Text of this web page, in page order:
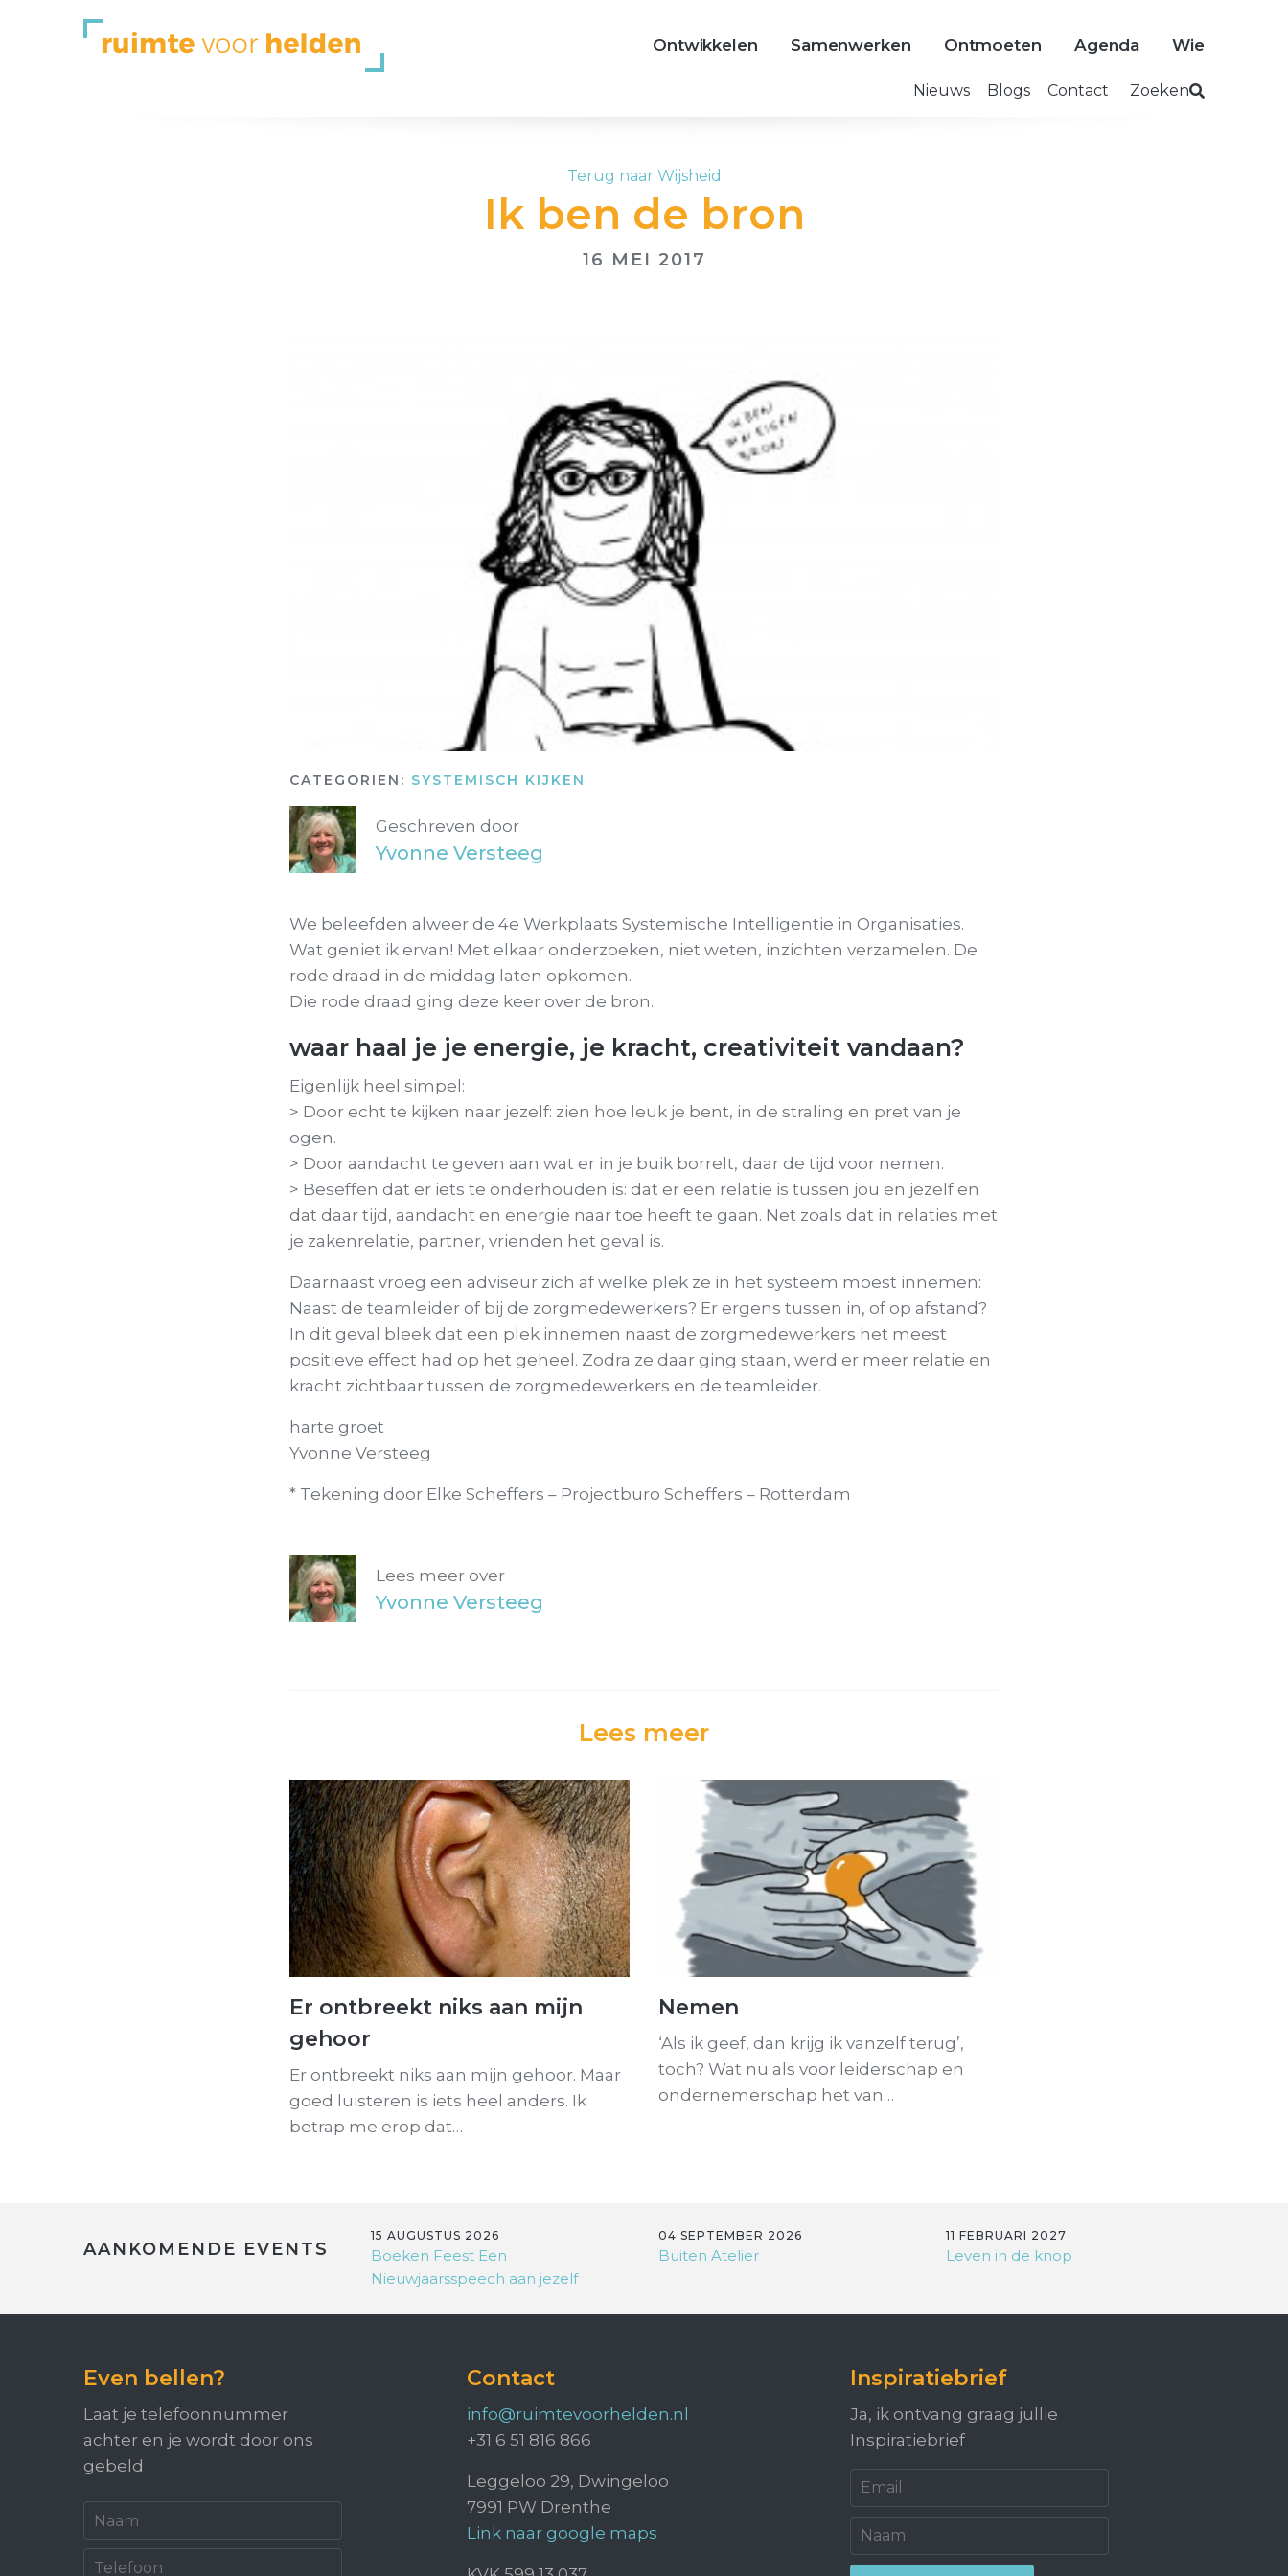
Ontwikkelen Samenwerken Ontmoeten Agenda Wie
Nieuws Blogs Contact Zoeken
Terug naar Wijsheid
Ik ben de bron
16 MEI 2017
CATEGORIEN: SYSTEMISCH KIJKEN
Geschreven door
Yvonne Versteeg
We beleefden alweer de 4e Werkplaats Systemische Intelligentie in Organisaties.
Wat geniet ik ervan! Met elkaar onderzoeken, niet weten, inzichten verzamelen. De
rode draad in de middag laten opkomen.
Die rode draad ging deze keer over de bron.
waar haal je je energie, je kracht, creativiteit vandaan?
Eigenlijk heel simpel:
> Door echt te kijken naar jezelf: zien hoe leuk je bent, in de straling en pret van je
ogen.
> Door aandacht te geven aan wat er in je buik borrelt, daar de tijd voor nemen.
> Beseffen dat er iets te onderhouden is: dat er een relatie is tussen jou en jezelf en
dat daar tijd, aandacht en energie naar toe heeft te gaan. Net zoals dat in relaties met
je zakenrelatie, partner, vrienden het geval is.
Daarnaast vroeg een adviseur zich af welke plek ze in het systeem moest innemen:
Naast de teamleider of bij de zorgmedewerkers? Er ergens tussen in, of op afstand?
In dit geval bleek dat een plek innemen naast de zorgmedewerkers het meest
positieve effect had op het geheel. Zodra ze daar ging staan, werd er meer relatie en
kracht zichtbaar tussen de zorgmedewerkers en de teamleider.
harte groet
Yvonne Versteeg
* Tekening door Elke Scheffers – Projectburo Scheffers – Rotterdam
Lees meer over
Yvonne Versteeg
Lees meer
Er ontbreekt niks aan mijn
gehoor
Er ontbreekt niks aan mijn gehoor. Maar
goed luisteren is iets heel anders. Ik
betrap me erop dat…
Nemen
‘Als ik geef, dan krijg ik vanzelf terug’,
toch? Wat nu als voor leiderschap en
ondernemerschap het van…
AANKOMENDE EVENTS
15 AUGUSTUS 2026
Boeken Feest Een
Nieuwjaarsspeech aan jezelf
04 SEPTEMBER 2026
Buiten Atelier
11 FEBRUARI 2027
Leven in de knop
Even bellen?
Laat je telefoonnummer
achter en je wordt door ons
gebeld
Contact
info@ruimtevoorhelden.nl
+31 6 51 816 866
Leggeloo 29, Dwingeloo
7991 PW Drenthe
Link naar google maps
Inspiratiebrief
Ja, ik ontvang graag jullie
Inspiratiebrief